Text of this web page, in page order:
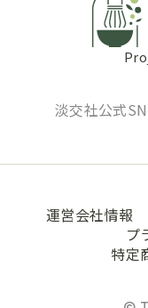
淡交社公式
運営会社情報
プ
特定